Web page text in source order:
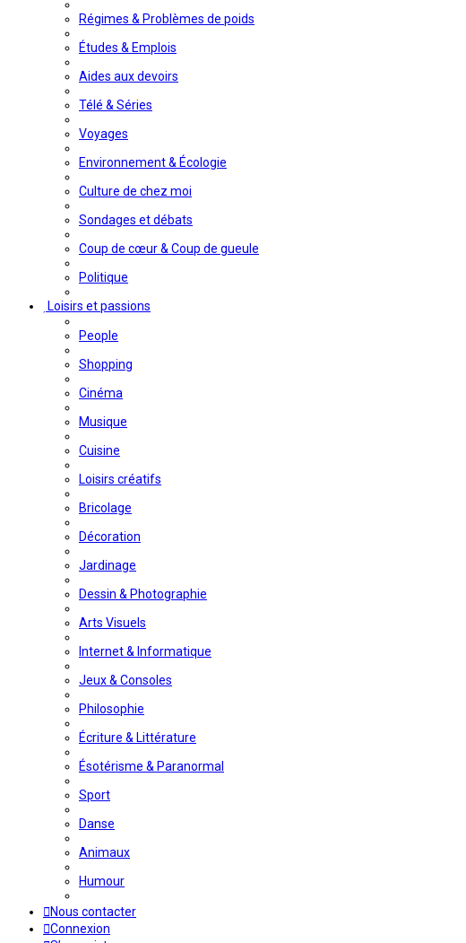
Régimes & Problèmes de poids
Études & Emplois
Aides aux devoirs
Télé & Séries
Voyages
Environnement & Écologie
Culture de chez moi
Sondages et débats
Coup de cœur & Coup de gueule
Politique
Loisirs et passions
People
Shopping
Cinéma
Musique
Cuisine
Loisirs créatifs
Bricolage
Décoration
Jardinage
Dessin & Photographie
Arts Visuels
Internet & Informatique
Jeux & Consoles
Philosophie
Écriture & Littérature
Ésotérisme & Paranormal
Sport
Danse
Animaux
Humour
Nous contacter
Connexion